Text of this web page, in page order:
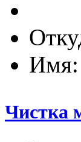
Имя:
Чистка